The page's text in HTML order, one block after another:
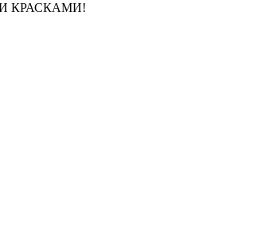
КРАСКАМИ!